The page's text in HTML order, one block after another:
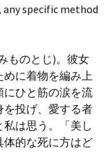
any specific method
ものとじ)。彼女
めに着物を編み上
にひと筋の涙を流
を投げ、愛する者
は思う。「美し
体的な死に方はど